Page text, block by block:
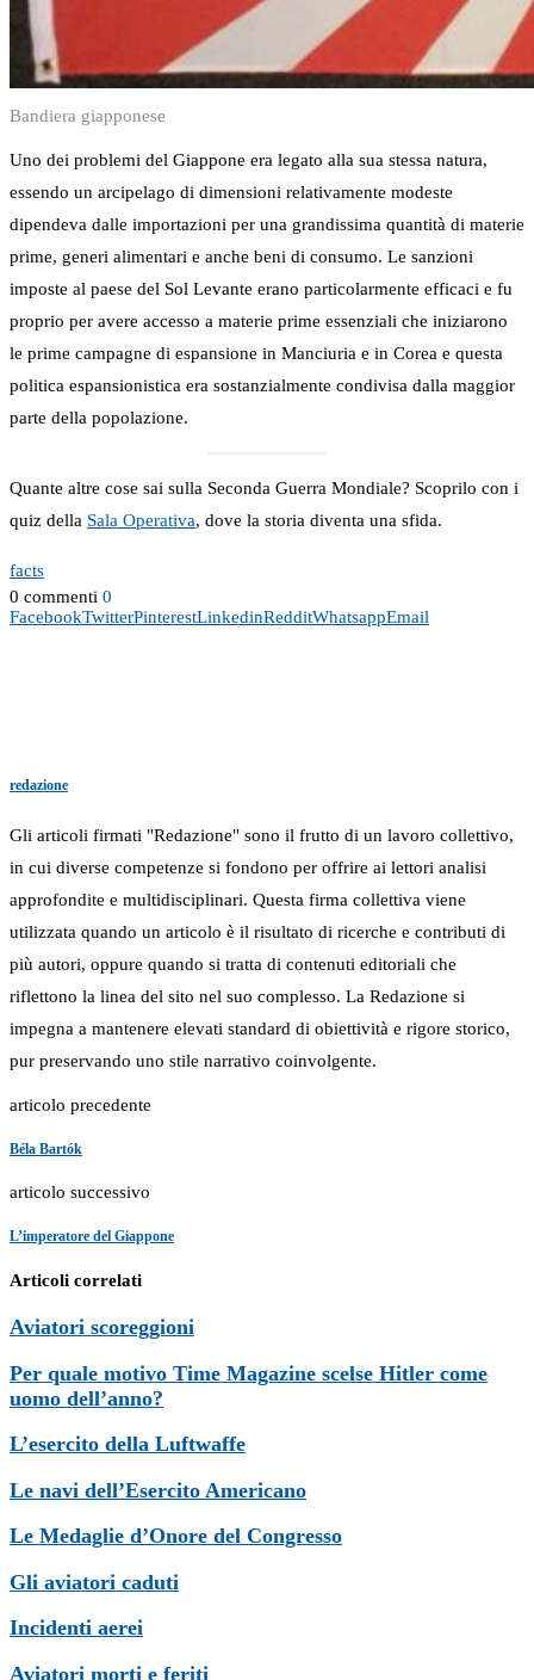
Bandiera giapponese
Uno dei problemi del Giappone era legato alla sua stessa natura,
essendo un arcipelago di dimensioni relativamente modeste
dipendeva dalle importazioni per una grandissima quantità di materie
prime, generi alimentari e anche beni di consumo. Le sanzioni
imposte al paese del Sol Levante erano particolarmente efficaci e fu
proprio per avere accesso a materie prime essenziali che iniziarono
le prime campagne di espansione in Manciuria e in Corea e questa
politica espansionistica era sostanzialmente condivisa dalla maggior
parte della popolazione.
Quante altre cose sai sulla Seconda Guerra Mondiale? Scoprilo con i
quiz della Sala Operativa, dove la storia diventa una sfida.
facts
0 commenti 0
FacebookTwitterPinterestLinkedinRedditWhatsappEmail
redazione
Gli articoli firmati "Redazione" sono il frutto di un lavoro collettivo,
in cui diverse competenze si fondono per offrire ai lettori analisi
approfondite e multidisciplinari. Questa firma collettiva viene
utilizzata quando un articolo è il risultato di ricerche e contributi di
più autori, oppure quando si tratta di contenuti editoriali che
riflettono la linea del sito nel suo complesso. La Redazione si
impegna a mantenere elevati standard di obiettività e rigore storico,
pur preservando uno stile narrativo coinvolgente.
articolo precedente
Béla Bartók
articolo successivo
L’imperatore del Giappone
Articoli correlati
Aviatori scoreggioni
Per quale motivo Time Magazine scelse Hitler come
uomo dell’anno?
L’esercito della Luftwaffe
Le navi dell’Esercito Americano
Le Medaglie d’Onore del Congresso
Gli aviatori caduti
Incidenti aerei
Aviatori morti e feriti